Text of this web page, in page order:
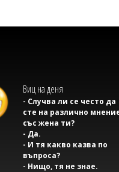
Виц на деня
- Случва ли се често да
сте на различно
със жена ти?
- Да.
- И тя какво казва по
въпроса?
- Нищо, тя не знае.